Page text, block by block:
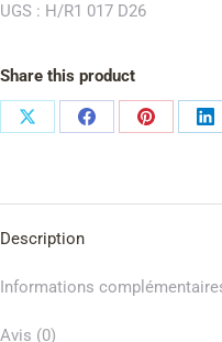
UGS : H/R1 017 D26
Share this product
Description
Informations
Avis (0)